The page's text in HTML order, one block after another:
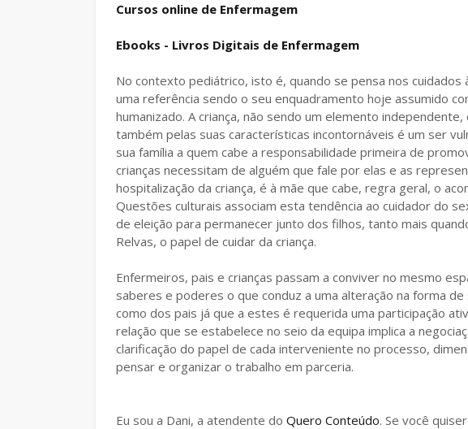
Cursos online de Enfermagem
Ebooks - Livros Digitais de Enfermagem
No contexto pediátrico, isto é, quando se pensa nos cuidados
uma referência sendo o seu enquadramento hoje assumido
humanizado. A criança, não sendo um elemento
também pelas suas características incontornáveis é um ser
sua família a quem cabe a responsabilidade primeira de
crianças necessitam de alguém que fale por elas e as
hospitalização da criança, é à mãe que cabe, regra geral, o
Questões culturais associam esta tendência ao cuidador do
de eleição para permanecer junto dos filhos, tanto mais
Relvas, o papel de cuidar da criança.
Enfermeiros, pais e crianças passam a conviver no mesmo
saberes e poderes o que conduz a uma alteração na forma
como dos pais já que a estes é requerida uma participação
relação que se estabelece no seio da equipa implica a
clarificação do papel de cada interveniente no processo,
pensar e organizar o trabalho em parceria.
Eu sou a Dani, a atendente do Quero Conteúdo. Se você